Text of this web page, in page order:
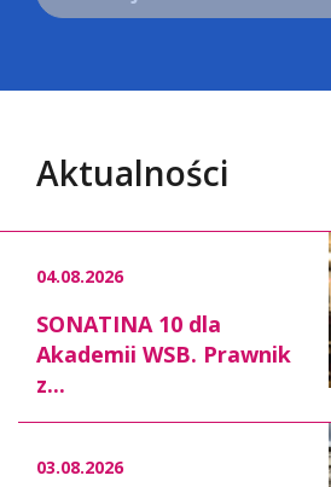
Aktualności
04.08.2026
SONATINA 10 dla
Akademii WSB. Prawnik
z...
03.08.2026